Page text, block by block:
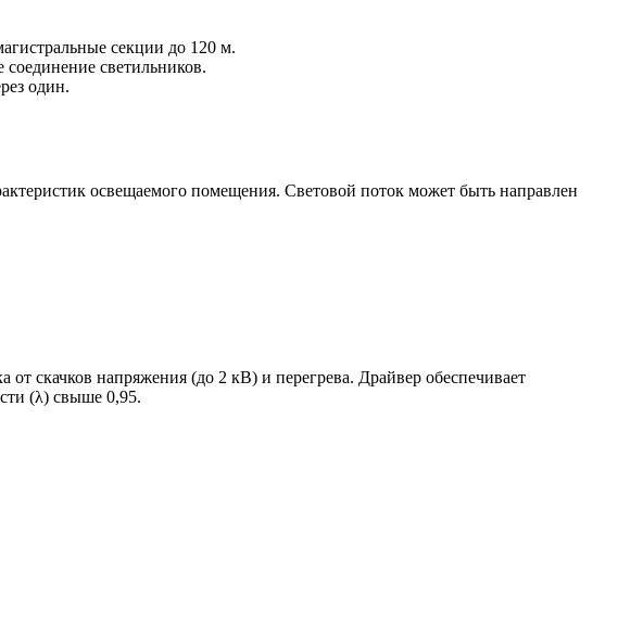
секции до 120 м.
светильников.
один.
освещаемого помещения. Световой поток может быть направлен
от скачков напряжения (до 2 кВ) и перегрева. Драйвер обеспечивает
(λ) свыше 0,95.